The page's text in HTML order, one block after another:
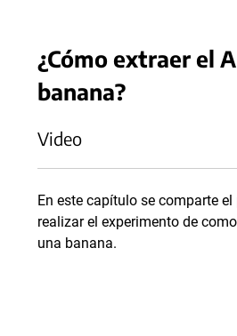
¿Cómo extraer el
banana?
Video
En este capítulo se comparte
realizar el experimento de
una banana.